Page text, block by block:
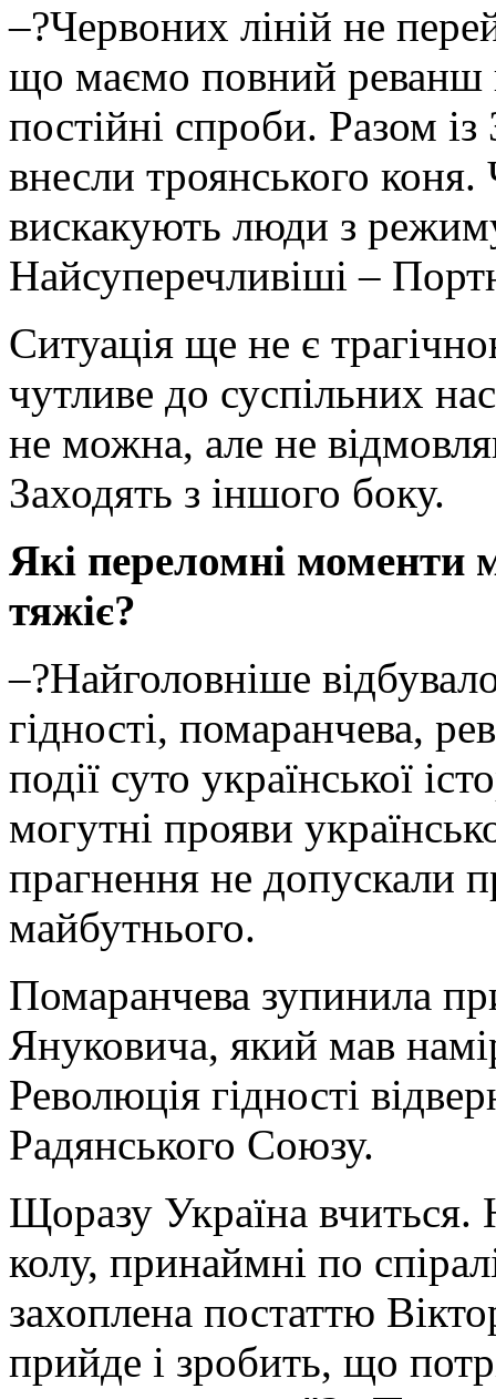
–?Червоних ліній не
що маємо повний реванш
постійні спроби. Разом
внесли троянського
вискакують люди з
Найсуперечливіші –
Ситуація ще не є
чутливе до суспільних
не можна, але не
Заходять з іншого боку.
Які переломні
тяжіє?
–?Найголовніше
гідності, помаранчева,
події суто української
могутні прояви
прагнення не допускали
майбутнього.
Помаранчева зупинила
Януковича, який мав
Революція гідності
Радянського Союзу.
Щоразу Україна
колу, принаймні по
захоплена постаттю
прийде і зробить, що